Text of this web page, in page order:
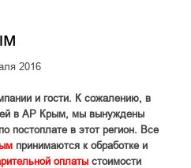
2016
и гости. К сожалению, в
в АР Крым, мы вынуждены
постоплате в этот регион. Все
принимаются к обработке и
оплаты стоимости